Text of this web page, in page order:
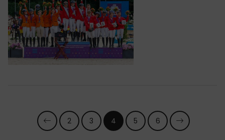
2 3 4 5 6